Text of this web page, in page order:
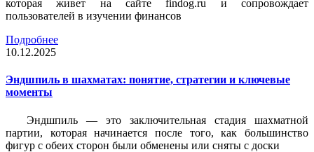
которая живет на сайте findog.ru и сопровождает
пользователей в изучении финансов
Подробнее
10.12.2025
Эндшпиль в шахматах: понятие, стратегии и ключевые
моменты
Эндшпиль — это заключительная стадия шахматной
партии, которая начинается после того, как большинство
фигур с обеих сторон были обменены или сняты с доски